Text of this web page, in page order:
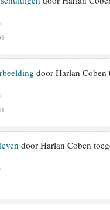
door Harlan Coben
door Harlan Coben